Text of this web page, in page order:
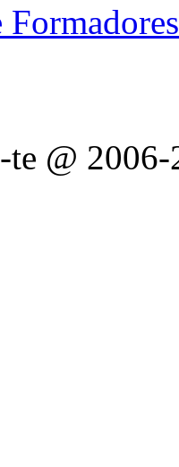
Formadores
te @